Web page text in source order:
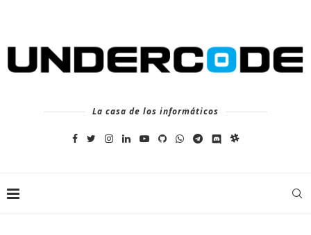
La casa de los informáticos